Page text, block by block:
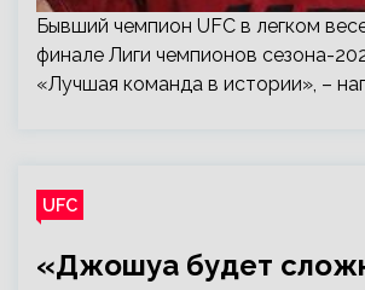
Бывший чемпион UFC в легком
финале Лиги чемпионов сезона-
«Лучшая команда в истории», –
UFC
«Джошуа будет